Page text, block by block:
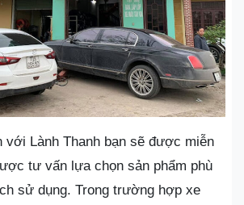
với Lành Thanh bạn sẽ được miễn
tư vấn lựa chọn sản phẩm phù
sử dụng. Trong trường hợp xe